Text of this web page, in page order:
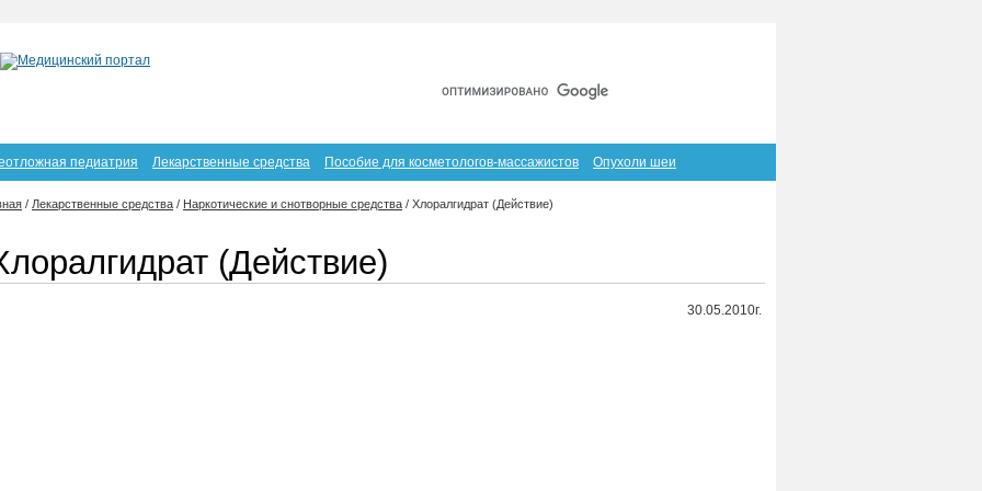
педиатрия Лекарственные средства Пособие для косметологов-массажистов Опухоли шеи
/ Лекарственные средства / Наркотические и снотворные средства / Хлоралгидрат (Действие)
(Действие)
30.05.2010г.